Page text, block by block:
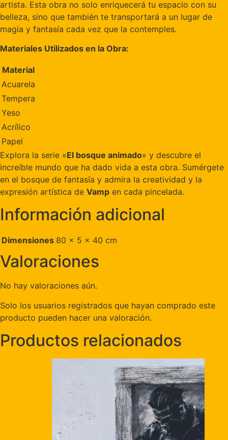
artista. Esta obra no solo enriquecerá tu espacio con su
belleza, sino que también te transportará a un lugar de
magia y fantasía cada vez que la contemples.
Materiales Utilizados en la Obra:
Material
Acuarela
Tempera
Yeso
Acrílico
Papel
Explora la serie «El bosque animado» y descubre el
increíble mundo que ha dado vida a esta obra. Sumérgete
en el bosque de fantasía y admira la creatividad y la
expresión artística de Vamp en cada pincelada.
Información adicional
Dimensiones 80 × 5 × 40 cm
Valoraciones
No hay valoraciones aún.
Solo los usuarios registrados que hayan comprado este
producto pueden hacer una valoración.
Productos relacionados